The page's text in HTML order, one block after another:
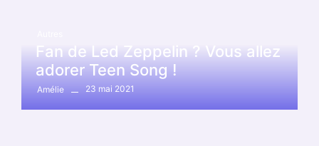
Fan de Led Zeppelin ? Vous allez
adorer Teen Song !
Amélie 23 mai 2021